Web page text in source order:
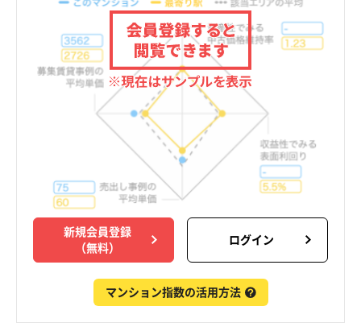
新規会員登録
（無料）
ログイン
マンション指数の活用方法